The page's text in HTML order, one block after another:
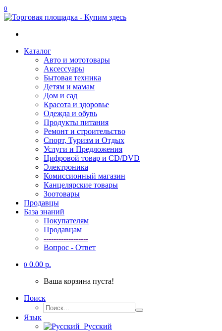
0
Каталог
Авто и мототовары
Акcессуары
Бытовая техника
Детям и мамам
Дом и сад
Красота и здоровье
Одежда и обувь
Продукты питания
Ремонт и строительство
Спорт, Туризм и Отдых
Услуги и Предложения
Цифровой товар и CD/DVD
Электроника
Комиссионный магазин
Канцелярские товары
Зоотовары
Продавцы
База знаний
Покупателям
Продавцам
------------------
Вопрос - Ответ
0 0.00 р.
Ваша корзина пуста!
Поиск
Язык
Русский